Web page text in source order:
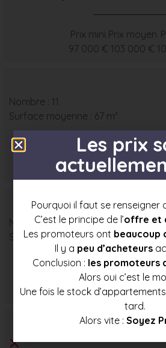
Prix mini
97 000 €
Prix moyen
103 000 €
Nombre : 11
Surface moyenne : 67 m²
Prix mini
111 500 €
Prix moyen
118 500 €
Nombre : 1
Surface moyenne : 78 m²
Prix mini
121 500 €
Prix moyen
129 000 €
Les prix
Pourquoi il faut se renseigner
C’est le principe de l’offre et
Les promoteurs ont beaucoup
Il y a peu d’acheteurs
Conclusion : les promoteurs
Alors oui c’est le
Une fois le stock
tard.
Alors vite : Soyez